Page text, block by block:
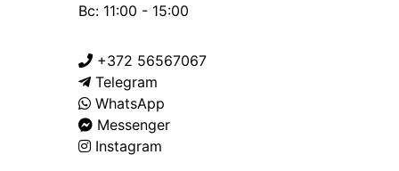
Вс: 11:00 - 15:00
+372 56567067
Telegram
WhatsApp
Messenger
Instagram